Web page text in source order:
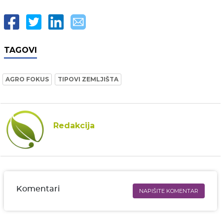
TAGOVI
AGRO FOKUS TIPOVI ZEMLJIŠTA
Redakcija
Komentari NAPIŠITE KOMENTAR